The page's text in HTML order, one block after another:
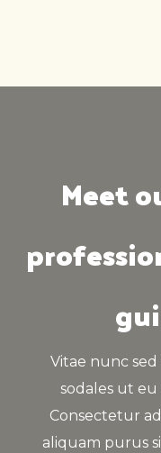
Meet
Vitae nunc sed
sodales ut eu
Consectetur
aliquam purus